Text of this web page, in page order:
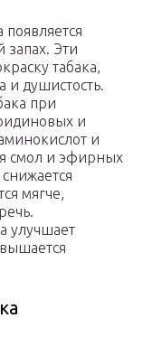
появляется
Эти
табака,
и душистость.
при
и
и
смол и эфирных
мягче,
улучшает